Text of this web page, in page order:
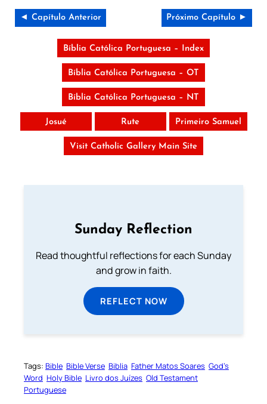
◄ Capítulo Anterior Próximo Capítulo ►
Bíblia Católica Portuguesa – Index
Bíblia Católica Portuguesa – OT
Bíblia Católica Portuguesa – NT
Josué Rute Primeiro Samuel
Visit Catholic Gallery Main Site
Sunday Reflection
Read thoughtful reflections for each Sunday
and grow in faith.
REFLECT NOW
Tags: Bible Bible Verse Biblia Father Matos Soares God’s
Word Holy Bible Livro dos Juízes Old Testament
Portuguese